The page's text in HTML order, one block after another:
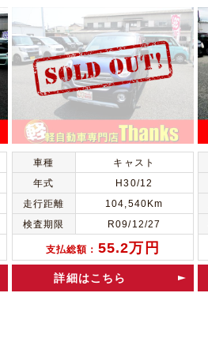
車種
キャスト
年式
H30/12
走行距離
104,540Km
検査期限
R09/12/27
支払総額： 55.2万円
詳細はこちら